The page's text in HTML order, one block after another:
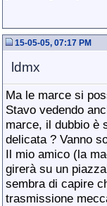
15-05-05, 07:17 PM
ldmx
Ma le marce si
Stavo vedendo
marce, il dubbio è
delicata ? Vanno
Il mio amico (la
girerà su un
sembra di capire
trasmissione